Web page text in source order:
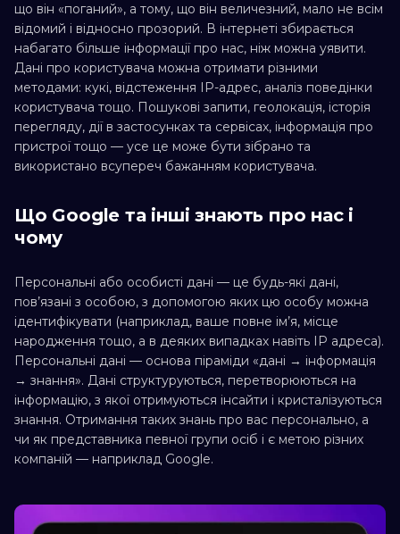
що він «поганий», а тому, що він величезний, мало не всім
відомий і відносно прозорий. В інтернеті збирається
набагато більше інформації про нас, ніж можна уявити.
Дані про користувача можна отримати різними
методами: кукі, відстеження IP-адрес, аналіз поведінки
користувача тощо. Пошукові запити, геолокація, історія
перегляду, дії в застосунках та сервісах, інформація про
пристрої тощо — усе це може бути зібрано та
використано всупереч бажанням користувача.
Що Google та інші знають про нас і
чому
Персональні або особисті дані — це будь-які дані,
пов’язані з особою, з допомогою яких цю особу можна
ідентифікувати (наприклад, ваше повне ім’я, місце
народження тощо, а в деяких випадках навіть IP адреса).
Персональні дані — основа піраміди «дані → інформація
→ знання». Дані структуруються, перетворюються на
інформацію, з якої отримуються інсайти і кристалізуються
знання. Отримання таких знань про вас персонально, а
чи як представника певної групи осіб і є метою різних
компаній — наприклад Google.